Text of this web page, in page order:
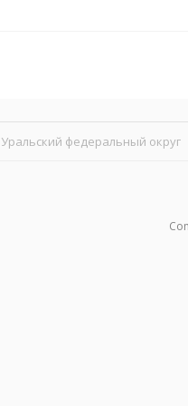
Уральский федеральный округ